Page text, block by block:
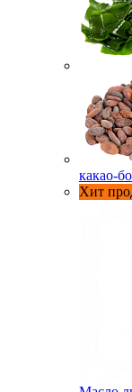
какао-
Хит